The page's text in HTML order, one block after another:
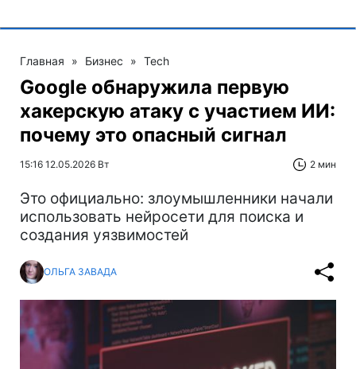
Главная » Бизнес » Tech
Google обнаружила первую
хакерскую атаку с участием ИИ:
почему это опасный сигнал
15:16 12.05.2026 Вт 2 мин
Это официально: злоумышленники начали
использовать нейросети для поиска и
создания уязвимостей
ОЛЬГА ЗАВАДА